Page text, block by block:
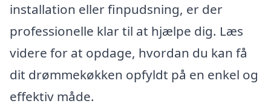
installation eller finpudsning, er der
professionelle klar til at hjælpe dig. Læs
videre for at opdage, hvordan du kan få
dit drømmekøkken opfyldt på en enkel og
effektiv måde.